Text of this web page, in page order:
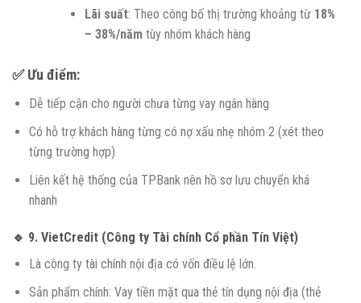
Lãi suất: Theo công bố thị trường khoảng từ 18%
– 38%/nămtùy nhóm khách hàng
✅ Ưu điểm:
Dễ tiếp cận cho người chưa từng vay ngân hàng
Có hỗ trợ khách hàng từng có nợ xấu nhẹ nhóm 2 (xét theo
từng trường hợp)
Liên kết hệ thống của TPBank nên hồ sơ lưu chuyển khá
nhanh
🔹 9. VietCredit (Công ty Tài chính Cổ phần Tín Việt)
Là công ty tài chính nội địa có vốn điều lệ lớn.
Sản phẩm chính: Vay tiền mặt qua thẻ tín dụng nội địa (thẻ